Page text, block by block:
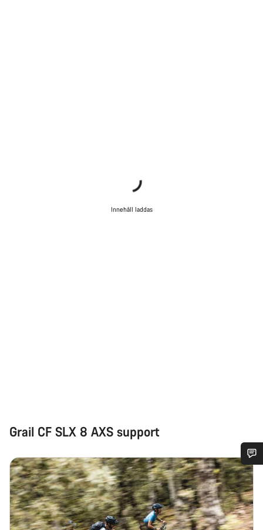
Innehåll laddas
Grail CF SLX 8 AXS support
Behöver du hjälp?
Vår kundtjänst finns här redo att besvara dina frågor om
allt från ändringar i din order till storleksfrågor på cyklar.